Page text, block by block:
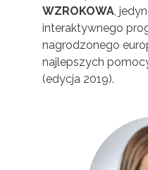
WZROKOWA,
interaktywnego
nagrodzonego
najlepszych
(edycja 2019).